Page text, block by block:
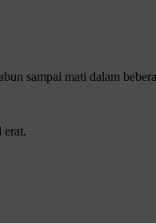
sampai mati dalam
erat.